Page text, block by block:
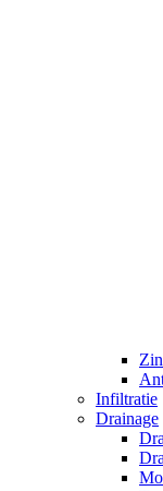
Infiltratie
Drainage